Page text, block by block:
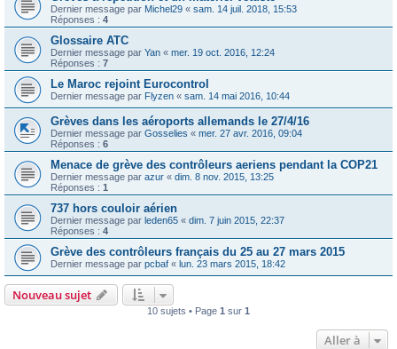
Dernier message par Michel29 « sam. 14 juil. 2018, 15:53
Réponses : 4
Glossaire ATC
Dernier message par Yan « mer. 19 oct. 2016, 12:24
Réponses : 7
Le Maroc rejoint Eurocontrol
Dernier message par Flyzen « sam. 14 mai 2016, 10:44
Grèves dans les aéroports allemands le 27/4/16
Dernier message par Gosselies « mer. 27 avr. 2016, 09:04
Réponses : 6
Menace de grève des contrôleurs aeriens pendant la COP21
Dernier message par azur « dim. 8 nov. 2015, 13:25
Réponses : 1
737 hors couloir aérien
Dernier message par leden65 « dim. 7 juin 2015, 22:37
Réponses : 4
Grève des contrôleurs français du 25 au 27 mars 2015
Dernier message par pcbaf « lun. 23 mars 2015, 18:42
Nouveau sujet
10 sujets • Page 1 sur 1
Aller à